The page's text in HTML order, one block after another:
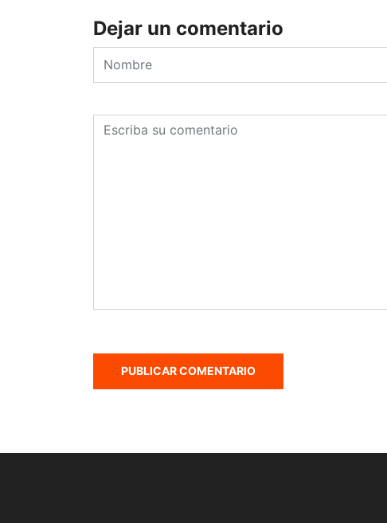
Dejar un comentario